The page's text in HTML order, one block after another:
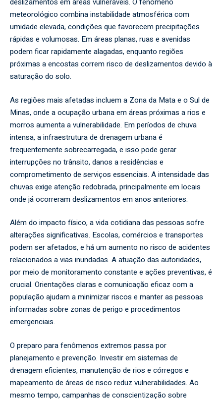
meteorológico combina instabilidade atmosférica com
umidade elevada, condições que favorecem precipitações
rápidas e volumosas. Em áreas planas, ruas e avenidas
podem ficar rapidamente alagadas, enquanto regiões
próximas a encostas correm risco de deslizamentos devido à
saturação do solo.
As regiões mais afetadas incluem a Zona da Mata e o Sul de
Minas, onde a ocupação urbana em áreas próximas a rios e
morros aumenta a vulnerabilidade. Em períodos de chuva
intensa, a infraestrutura de drenagem urbana é
frequentemente sobrecarregada, e isso pode gerar
interrupções no trânsito, danos a residências e
comprometimento de serviços essenciais. A intensidade das
chuvas exige atenção redobrada, principalmente em locais
onde já ocorreram deslizamentos em anos anteriores.
Além do impacto físico, a vida cotidiana das pessoas sofre
alterações significativas. Escolas, comércios e transportes
podem ser afetados, e há um aumento no risco de acidentes
relacionados a vias inundadas. A atuação das autoridades,
por meio de monitoramento constante e ações preventivas, é
crucial. Orientações claras e comunicação eficaz com a
população ajudam a minimizar riscos e manter as pessoas
informadas sobre zonas de perigo e procedimentos
emergenciais.
O preparo para fenômenos extremos passa por
planejamento e prevenção. Investir em sistemas de
drenagem eficientes, manutenção de rios e córregos e
mapeamento de áreas de risco reduz vulnerabilidades. Ao
mesmo tempo, campanhas de conscientização sobre